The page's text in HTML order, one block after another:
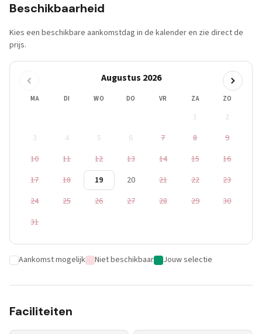
Beschikbaarheid
Kies een beschikbare aankomstdag in de kalender en zie direct de
prijs.
Augustus 2026
MA DI WO DO VR ZA ZO
1
2
3
4 5 6 7 8
9
10
11 12 13 14 15
16
17
18 19 20 21 22
23
24
25 26 27 28 29
30
31
Aankomst mogelijk Niet beschikbaar Jouw selectie
Faciliteiten